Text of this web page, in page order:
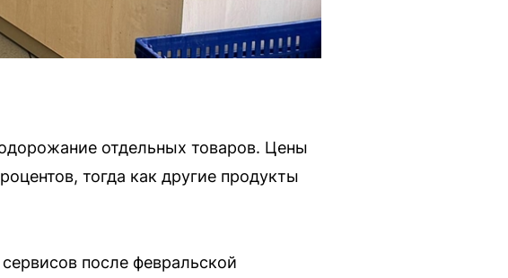
отдельных товаров. Цены
тогда как другие продукты
после февральской